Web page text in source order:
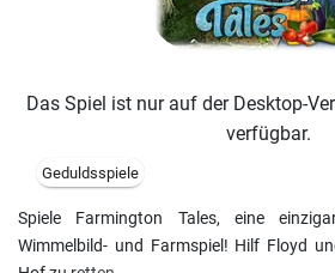
Das Spiel ist nur auf der Desktop-
verfügbar.
Geduldsspiele
Spiele Farmington Tales, eine
Wimmelbild- und Farmspiel! Hilf Floyd